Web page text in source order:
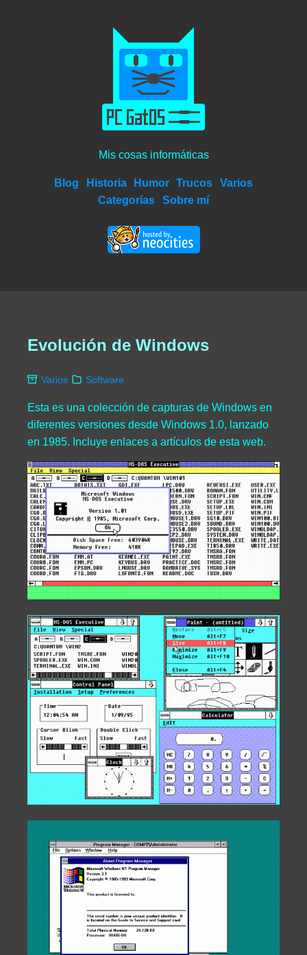
Mis cosas informáticas
Blog Historia Humor Trucos
Varios
Categorías
Sobre mí
Evolución de Windows
Varios Software
Esta es una colección de capturas de Windows en
diferentes versiones desde Windows 1.0, lanzado
en 1985. Incluye enlaces a artículos de esta web.